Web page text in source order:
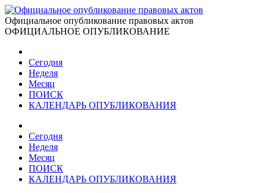
Официальное опубликование правовых актов
ОФИЦИАЛЬНОЕ ОПУБЛИКОВАНИЕ
Сегодня
Неделя
Месяц
ПОИСК
КАЛЕНДАРЬ ОПУБЛИКОВАНИЯ
Сегодня
Неделя
Месяц
ПОИСК
КАЛЕНДАРЬ ОПУБЛИКОВАНИЯ